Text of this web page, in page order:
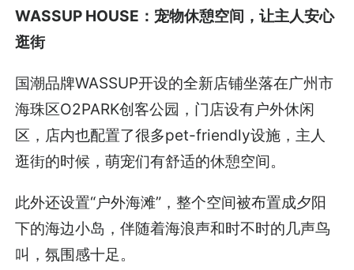
WASSUP HOUSE：宠物休憩空间，让主人安心
逛街
国潮品牌WASSUP开设的全新店铺坐落在广州市
海珠区O2PARK创客公园，门店设有户外休闲
区，店内也配置了很多pet-friendly设施，主人
逛街的时候，萌宠们有舒适的休憩空间。
此外还设置“户外海滩”，整个空间被布置成夕阳
下的海边小岛，伴随着海浪声和时不时的几声鸟
叫，氛围感十足。